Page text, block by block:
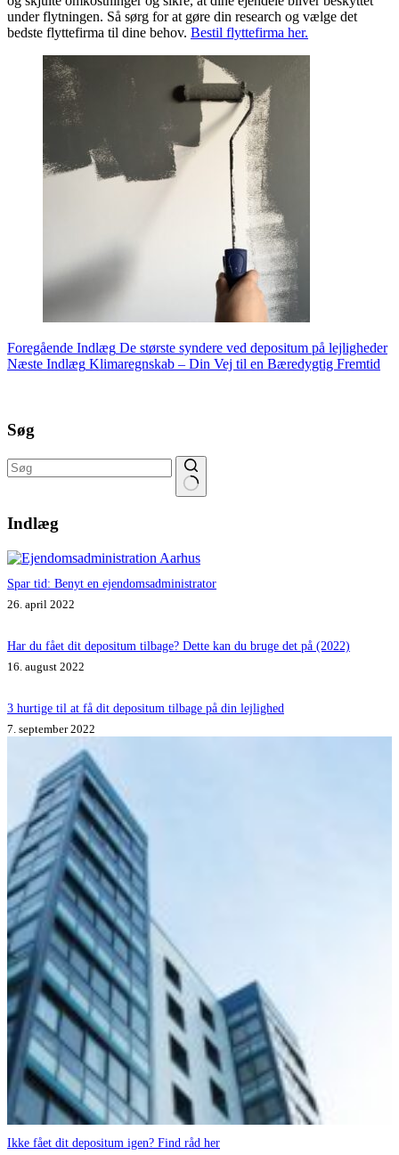
under flytningen. Så sørg for at gøre din research og vælge det
bedste flyttefirma til dine behov. Bestil flyttefirma her.
Foregående Indlæg De største syndere ved depositum på lejligheder
Næste Indlæg Klimaregnskab – Din Vej til en Bæredygtig Fremtid
Søg
resultater
Indlæg
Spar tid: Benyt en ejendomsadministrator
26. april 2022
Har du fået dit depositum tilbage? Dette kan du bruge det på (2022)
16. august 2022
3 hurtige til at få dit depositum tilbage på din lejlighed
7. september 2022
Ikke fået dit depositum igen? Find råd her